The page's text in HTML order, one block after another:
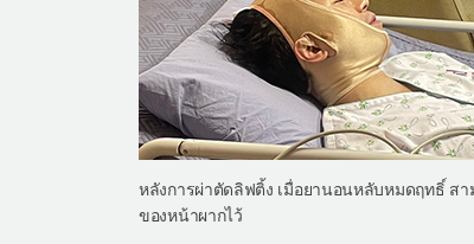
หลังการผ่าตัดลิฟติ้ง เมื่อยานอนหลับหมดฤทธิ์ ส
ของหน้าผากไว้